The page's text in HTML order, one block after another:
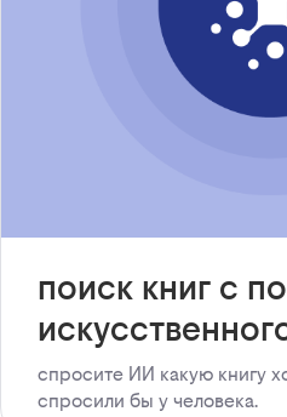
поиск книг с
спросите ИИ какую книгу
спросили бы у человека.